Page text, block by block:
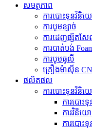
សមត្ថភាព
ការបោះទុនវិនិយ
ការបូមខ្សាច់
ការដេញផ្សិតស
ការបាត់បង់
ការបូមធូលី
គ្រឿងម៉ាស៊ីន
ផលិតផល
ការបោះទុនវិនិយ
ការបោ
ការ​វិនិយ
ការបោះ